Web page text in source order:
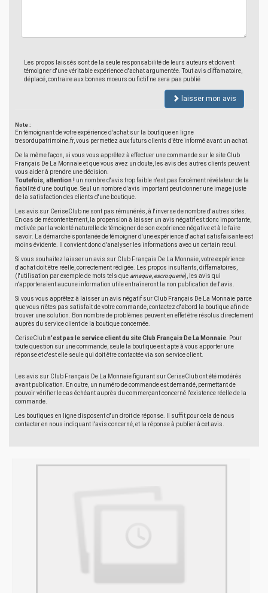
Les propos laissés sont de la seule responsabilité de leurs auteurs et doivent
témoigner d'une véritable expérience d'achat argumentée. Tout avis diffamatoire,
déplacé, contraire aux bonnes moeurs ou fictif ne sera pas publié
laisser mon avis
Note :
En témoignant de votre expérience d'achat sur la boutique en ligne
tresordupatrimoine.fr, vous permettez aux futurs clients d'être informé avant un achat.
De la même façon, si vous vous apprêtez à effectuer une commande sur le site Club
Français De La Monnaie et que vous avez un doute, les avis des autres clients peuvent
vous aider à prendre une décision.
Toutefois, attention ! un nombre d'avis trop faible n'est pas forcément révélateur de la
fiabilité d'une boutique. Seul un nombre d'avis important peut donner une image juste
de la satisfaction des clients d'une boutique.
Les avis sur CeriseClub ne sont pas rémunérés, à l'inverse de nombre d'autres sites.
En cas de mécontentement, la propension à laisser un avis négatif est donc importante,
motivée par la volonté naturelle de témoigner de son expérience négative et à le faire
savoir. La démarche spontanée de témoigner d'une expérience d'achat satisfaisante est
moins évidente. Il convient donc d'analyser les informations avec un certain recul.
Si vous souhaitez laisser un avis sur Club Français De La Monnaie, votre expérience
d'achat doit être réelle, correctement rédigée. Les propos insultants, diffamatoires,
(l'utilisation par exemple de mots tels que arnaque, escroquerie), les avis qui
n'apporteraient aucune information utile entraîneront la non publication de l'avis.
Si vous vous apprêtez à laisser un avis négatif sur Club Français De La Monnaie parce
que vous n'êtes pas satisfait de votre commande, contactez d'abord la boutique afin de
trouver une solution. Bon nombre de problèmes peuvent en effet être résolus directement
auprès du service client de la boutique concernée.
CeriseClubn'est pas le service client du site Club Français De La Monnaie . Pour
toute question sur une commande, seule la boutique est apte à vous apporter une
réponse et c'est elle seule qui doit être contactée via son service client.
Les avis sur Club Français De La Monnaie figurant sur CeriseClub ont été modérés
avant publication. En outre, un numéro de commande est demandé, permettant de
pouvoir vérifier le cas échéant auprès du commerçant concerné l'existence réelle de la
commande.
Les boutiques en ligne disposent d'un droit de réponse. Il suffit pour cela de nous
contacter en nous indiquant l'avis concerné, et la réponse à publier à cet avis.